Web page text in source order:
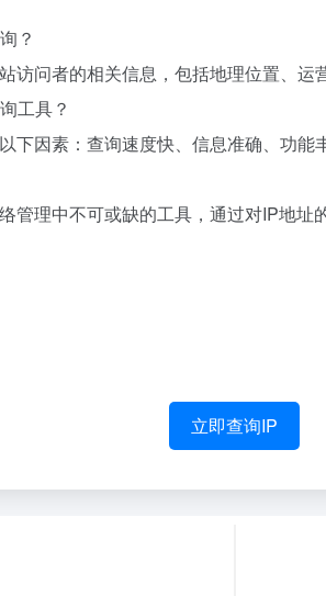
？
访问者的相关信息，包括地理位置、
工具？
下因素：查询速度快、信息准确、功
管理中不可或缺的工具，通过对IP地
立即查询IP